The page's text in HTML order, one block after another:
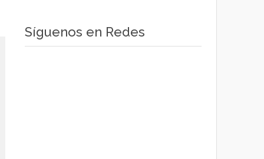
Síguenos en Redes